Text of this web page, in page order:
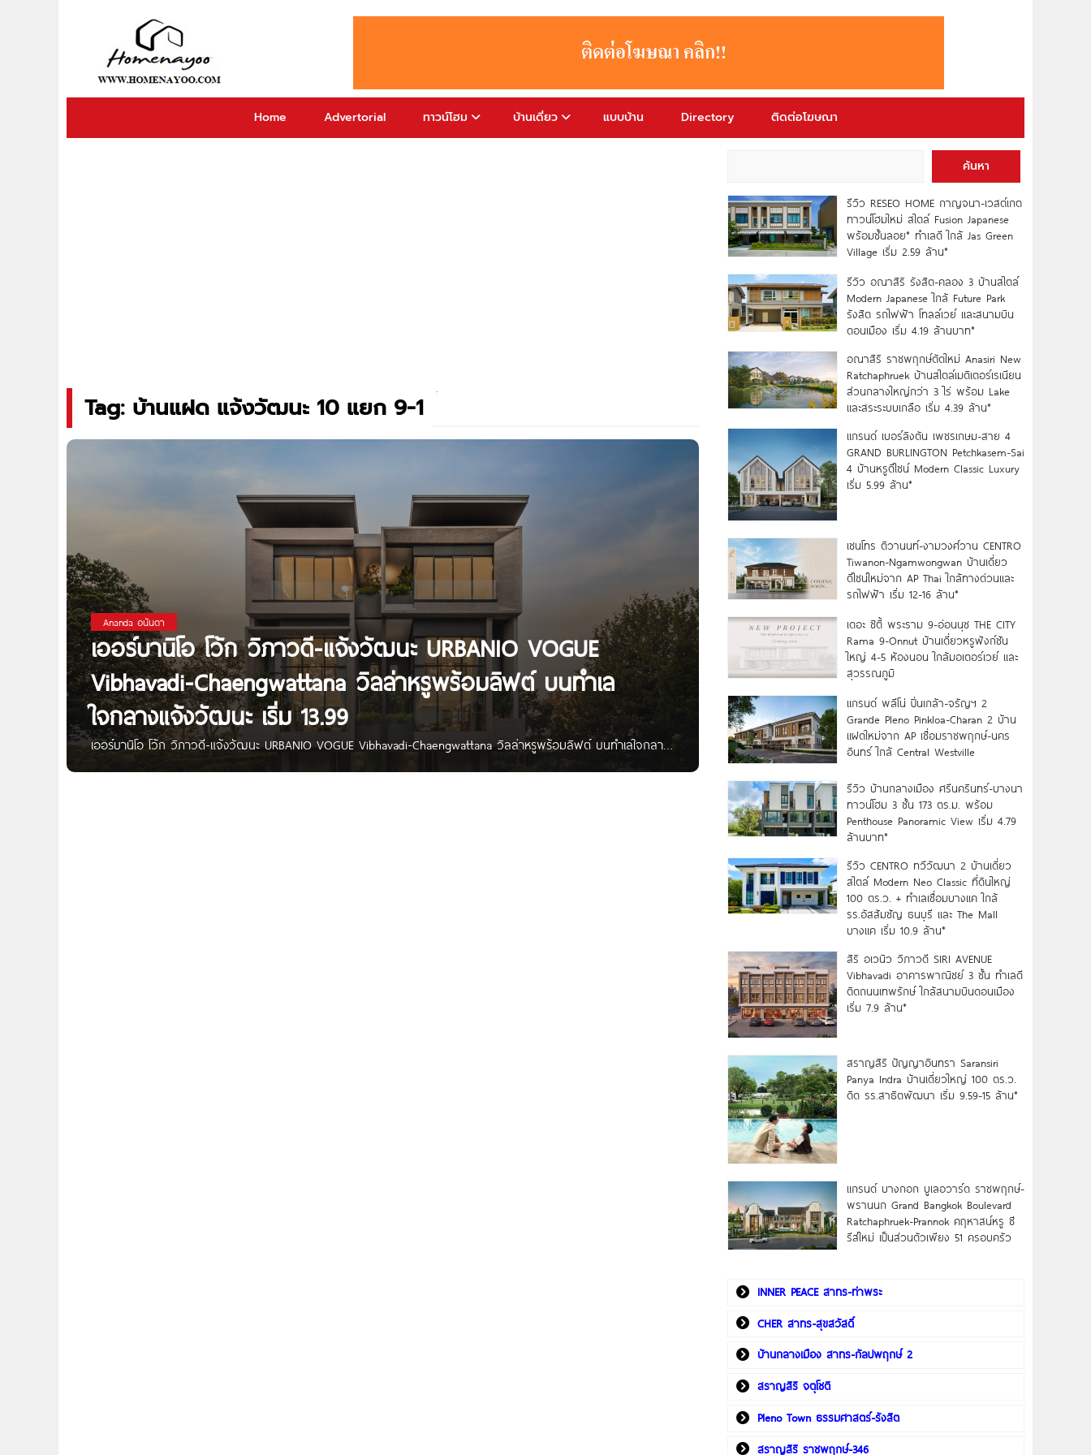
Home Advertorial ทาวน์โฮม บ้านเดี่ยว แบบบ้าน Directory ติดต่อโฆษณา
Tag: บ้านแฝด แจ้งวัฒนะ 10 แยก 9-1
Ananda อนันดา
เออร์บานิโอ โว้ก วิภาวดี-แจ้งวัฒนะ URBANIO VOGUE
Vibhavadi-Chaengwattana วิลล่าหรูพร้อมลิฟต์ บนทำเล
ใจกลางแจ้งวัฒนะ เริ่ม 13.99
เออร์บานิโอ โว้ก วิภาวดี-แจ้งวัฒนะ URBANIO VOGUE Vibhavadi-Chaengwattana วิลล่าหรูพร้อมลิฟต์ บนทำเลใจกลาง
แจ้งวัฒนะ เริ่ม 13.99 ล้าน* URBANIO VOGUE วิภาวดี-แจ้งวัฒนะ บ้านแฝด 3.5 ชั้น ซีรีส์ใหม่ จาก Ananda Development
ค้นหา
รีวิว RESEO HOME กาญจนา-เวสต์เกต
ทาวน์โฮมใหม่ สไตล์ Fusion Japanese
พร้อมชั้นลอย* ทำเลดี ใกล้ Jas Green
Village เริ่ม 2.59 ล้าน*
รีวิว อณาสิริ รังสิต-คลอง 3 บ้านสไตล์
Modern Japanese ใกล้ Future Park
รังสิต รถไฟฟ้า โทลล์เวย์ และสนามบิน
ดอนเมือง เริ่ม 4.19 ล้านบาท*
อณาสิริ ราชพฤกษ์ตัดใหม่ Anasiri New
Ratchaphruek บ้านสไตล์เมดิเตอร์เรเนียน
ส่วนกลางใหญ่กว่า 3 ไร่ พร้อม Lake
และสระระบบเกลือ เริ่ม 4.39 ล้าน*
แกรนด์ เบอร์ลิงตัน เพชรเกษม-สาย 4
GRAND BURLINGTON Petchkasem-Sai
4 บ้านหรูดีไซน์ Modern Classic Luxury
เริ่ม 5.99 ล้าน*
เซนโทร ติวานนท์-งามวงศ์วาน CENTRO
Tiwanon-Ngamwongwan บ้านเดี่ยว
ดีไซน์ใหม่จาก AP Thai ใกล้ทางด่วนและ
รถไฟฟ้า เริ่ม 12-16 ล้าน*
เดอะ ซิตี้ พระราม 9-อ่อนนุช THE CITY
Rama 9-Onnut บ้านเดี่ยวหรูฟังก์ชัน
ใหญ่ 4-5 ห้องนอน ใกล้มอเตอร์เวย์ และ
สุวรรณภูมิ
แกรนด์ พลีโน่ ปิ่นเกล้า-จรัญฯ 2
Grande Pleno Pinkloa-Charan 2 บ้าน
แฝดใหม่จาก AP เชื่อมราชพฤกษ์-นคร
อินทร์ ใกล้ Central Westville
รีวิว บ้านกลางเมือง ศรีนครินทร์-บางนา
ทาวน์โฮม 3 ชั้น 173 ตร.ม. พร้อม
Penthouse Panoramic View เริ่ม 4.79
ล้านบาท*
รีวิว CENTRO ทวีวัฒนา 2 บ้านเดี่ยว
สไตล์ Modern Neo Classic ที่ดินใหญ่
100 ตร.ว. + ทำเลเชื่อมบางแค ใกล้
รร.อัสสัมชัญ ธนบุรี และ The Mall
บางแค เริ่ม 10.9 ล้าน*
สิริ อเวนิว วิภาวดี SIRI AVENUE
Vibhavadi อาคารพาณิชย์ 3 ชั้น ทำเลดี
ติดถนนเทพรักษ์ ใกล้สนามบินดอนเมือง
เริ่ม 7.9 ล้าน*
สราญสิริ ปัญญาอินทรา Saransiri
Panya Indra บ้านเดี่ยวใหญ่ 100 ตร.ว.
ดิด รร.สาธิตพัฒนา เริ่ม 9.59-15 ล้าน*
แกรนด์ บางกอก บูเลอวาร์ด ราชพฤกษ์-
พรานนก Grand Bangkok Boulevard
Ratchaphruek-Prannok คฤหาสน์หรู ซี
รีส์ใหม่ เป็นส่วนตัวเพียง 51 ครอบครัว
INNER PEACE สาทร-ท่าพระ
CHER สาทร-สุขสวัสดิ์
บ้านกลางเมือง สาทร-กัลปพฤกษ์ 2
สราญสิริ จตุโชติ
Pleno Town ธรรมศาสตร์-รังสิต
สราญสิริ ราชพฤกษ์-346